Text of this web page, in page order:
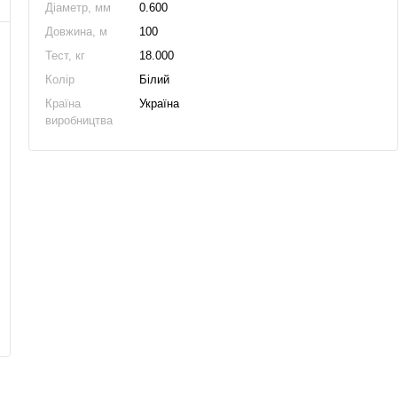
Діаметр, мм
0.600
Довжина, м
100
Тест, кг
18.000
Колір
Білий
Країна
виробництва
Україна